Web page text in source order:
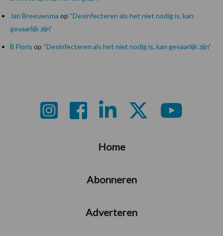
Jan Breeuwsma op “Desinfecteren als het niet nodig is, kan
gevaarlijk zijn”
B Floris op “Desinfecteren als het niet nodig is, kan gevaarlijk zijn”
Home
Abonneren
Adverteren